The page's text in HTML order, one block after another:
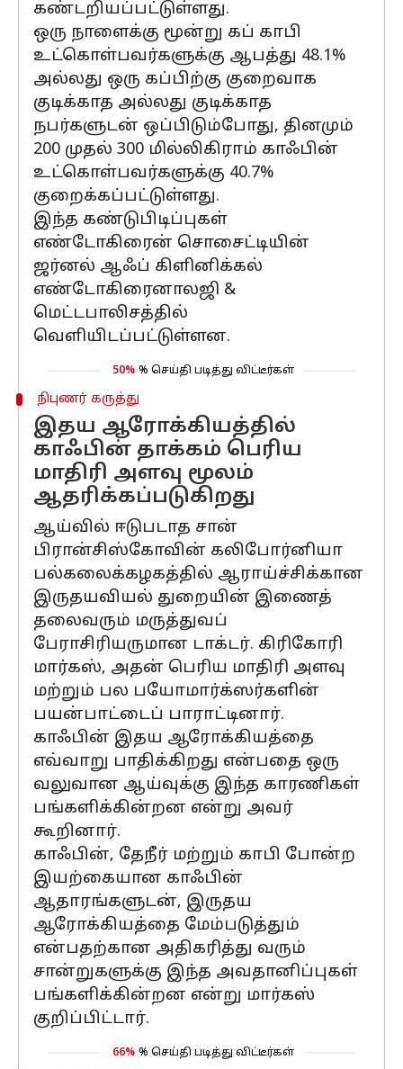
கண்டறியப்பட்டுள்ளது.
ஒரு நாளைக்கு மூன்று கப் காபி
உட்கொள்பவர்களுக்கு ஆபத்து 48.1%
அல்லது ஒரு கப்பிற்கு குறைவாக
குடிக்காத அல்லது குடிக்காத
நபர்களுடன் ஒப்பிடும்போது, ​​தினமும்
200 முதல் 300 மில்லிகிராம் காஃபின்
உட்கொள்பவர்களுக்கு 40.7%
குறைக்கப்பட்டுள்ளது.
இந்த கண்டுபிடிப்புகள்
எண்டோகிரைன் சொசைட்டியின்
ஜர்னல் ஆஃப் கிளினிக்கல்
எண்டோகிரைனாலஜி &
மெட்டபாலிசத்தில்
வெளியிடப்பட்டுள்ளன.
50% % செய்தி படித்து விட்டீர்கள்
நிபுணர் கருத்து
இதய ஆரோக்கியத்தில்
காஃபின் தாக்கம் பெரிய
மாதிரி அளவு மூலம்
ஆதரிக்கப்படுகிறது
ஆய்வில் ஈடுபடாத சான்
பிரான்சிஸ்கோவின் கலிபோர்னியா
பல்கலைக்கழகத்தில் ஆராய்ச்சிக்கான
இருதயவியல் துறையின் இணைத்
தலைவரும் மருத்துவப்
பேராசிரியருமான டாக்டர். கிரிகோரி
மார்கஸ், அதன் பெரிய மாதிரி அளவு
மற்றும் பல பயோமார்க்ஸர்களின்
பயன்பாட்டைப் பாராட்டினார்.
காஃபின் இதய ஆரோக்கியத்தை
எவ்வாறு பாதிக்கிறது என்பதை ஒரு
வலுவான ஆய்வுக்கு இந்த காரணிகள்
பங்களிக்கின்றன என்று அவர்
கூறினார்.
காஃபின், தேநீர் மற்றும் காபி போன்ற
இயற்கையான காஃபின்
ஆதாரங்களுடன், இருதய
ஆரோக்கியத்தை மேம்படுத்தும்
என்பதற்கான அதிகரித்து வரும்
சான்றுகளுக்கு இந்த அவதானிப்புகள்
பங்களிக்கின்றன என்று மார்கஸ்
குறிப்பிட்டார்.
66% % செய்தி படித்து விட்டீர்கள்